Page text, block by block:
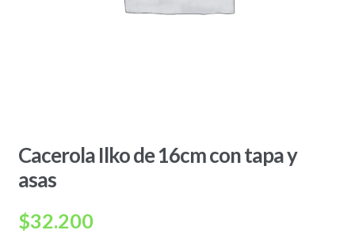
Cacerola Ilko de 16cm con tapa y
asas
$32.200